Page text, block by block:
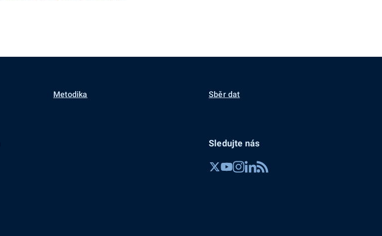
Metodika Sběr dat
Sledujte nás